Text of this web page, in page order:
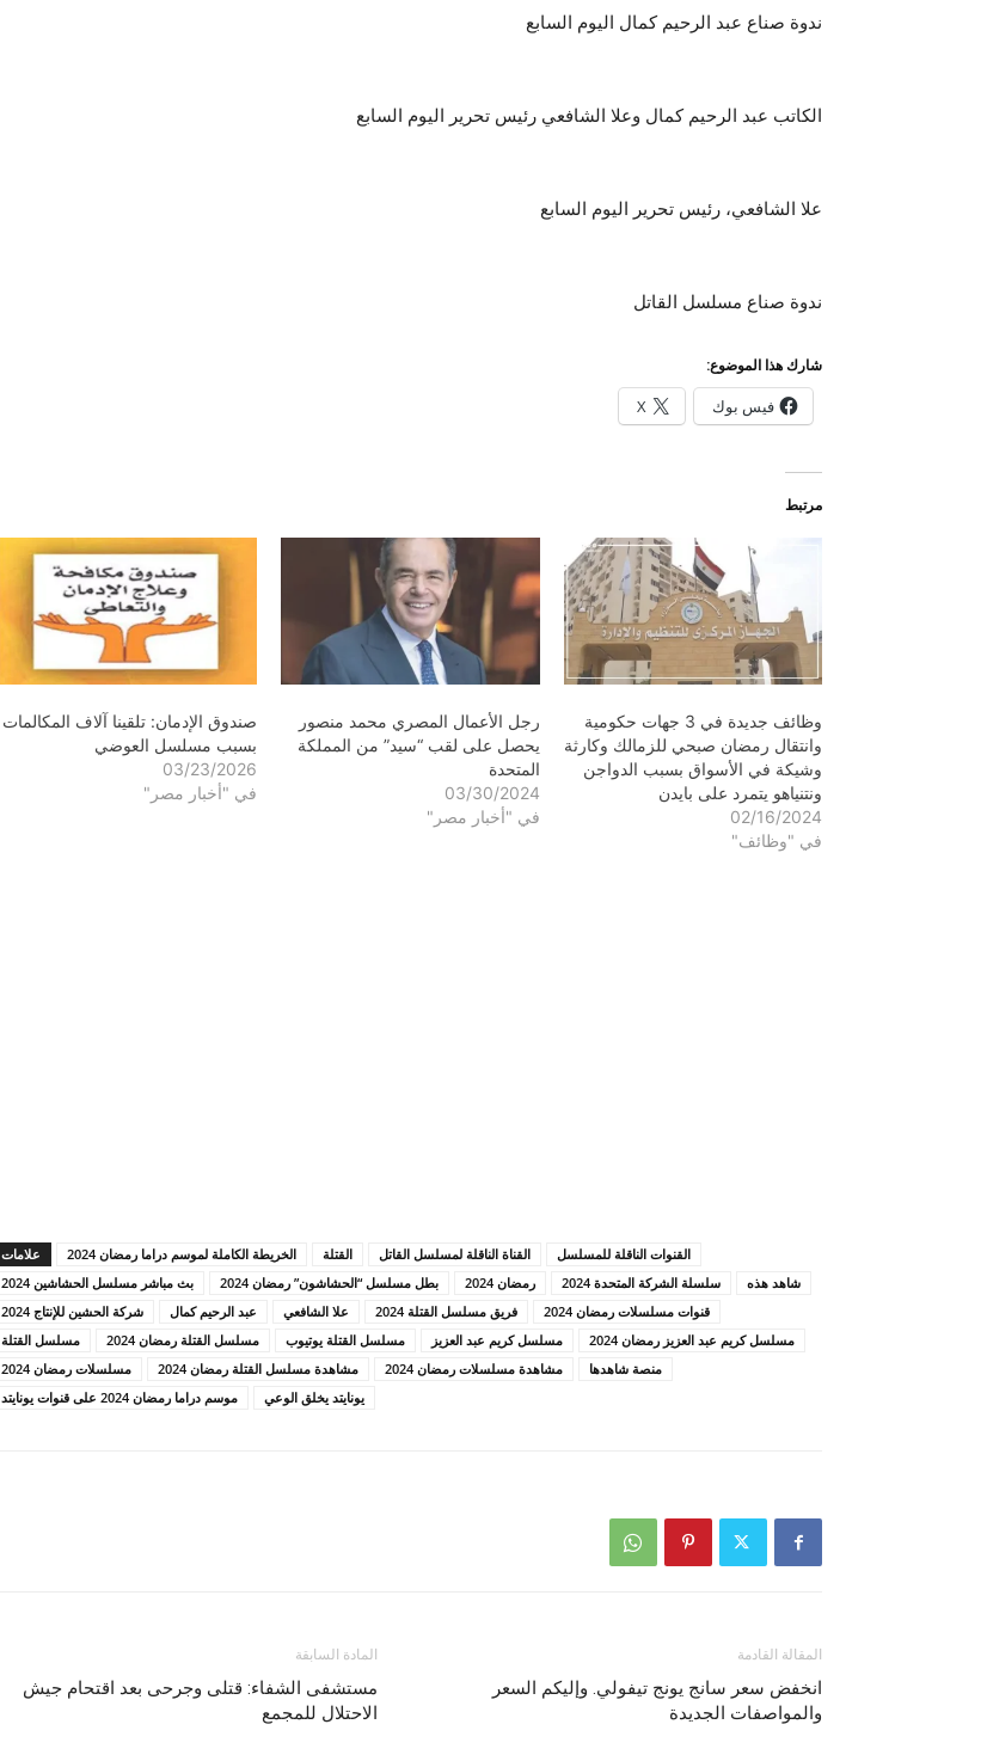
ندوة صناع عبد الرحيم كمال اليوم السابع
الكاتب عبد الرحيم كمال وعلا الشافعي رئيس تحرير اليوم السابع
علا الشافعي، رئيس تحرير اليوم السابع
ندوة صناع مسلسل القاتل
شارك هذا الموضوع:
فيس بوك X
مرتبط
وظائف جديدة في 3 جهات حكومية
وانتقال رمضان صبحي للزمالك وكارثة
وشيكة في الأسواق بسبب الدواجن
ونتنياهو يتمرد على بايدن
02/16/2024
في "وظائف"
رجل الأعمال المصري محمد منصور
يحصل على لقب “سيد” من المملكة
المتحدة
03/30/2024
في "أخبار مصر"
صندوق الإدمان: تلقينا آلاف المكالمات
بسبب مسلسل العوضي
03/23/2026
في "أخبار مصر"
علامات الخريطة الكاملة لموسم دراما رمضان 2024 القتلة القناة الناقلة لمسلسل القاتل
القنوات الناقلة للمسلسل
بث مباشر مسلسل الحشاشين 2024
بطل مسلسل “الحشاشون” رمضان 2024 رمضان 2024 سلسلة الشركة المتحدة 2024
شاهد هذه
شركة الحشين للإنتاج 2024
عبد الرحيم كمال علا الشافعي فريق مسلسل القتلة 2024
قنوات مسلسلات رمضان 2024
مسلسل القتلة
مسلسل القتلة رمضان 2024 مسلسل القتلة يوتيوب مسلسل كريم عبد العزيز
مسلسل كريم عبد العزيز رمضان 2024
مسلسلات رمضان 2024
مشاهدة مسلسل القتلة رمضان 2024 مشاهدة مسلسلات رمضان 2024
منصة شاهدها
موسم دراما رمضان 2024 على قنوات يونايتد
يونايتد يخلق الوعي
المادة السابقة
مستشفى الشفاء: قتلى وجرحى بعد اقتحام جيش
الاحتلال للمجمع
المقالة القادمة
انخفض سعر سانج يونج تيفولي. وإليكم السعر
والمواصفات الجديدة